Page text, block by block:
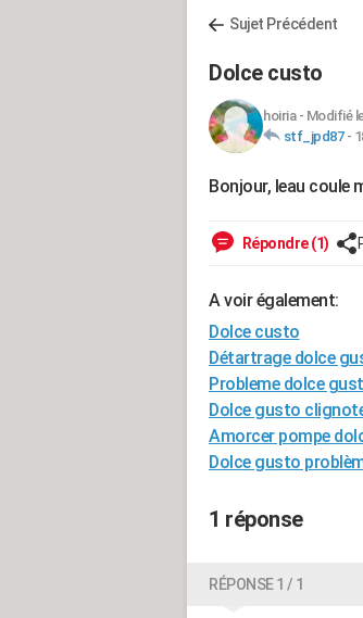
Sujet Précédent
Dolce custo
hoiria- Modifié
stf_jpd87-
Bonjour, leau coule
Répondre (1)
A voir également:
Dolce custo
Détartrage dolce
Probleme dolce
Dolce gusto
Amorcer pompe
Dolce gusto
1 réponse
RÉPONSE 1 / 1